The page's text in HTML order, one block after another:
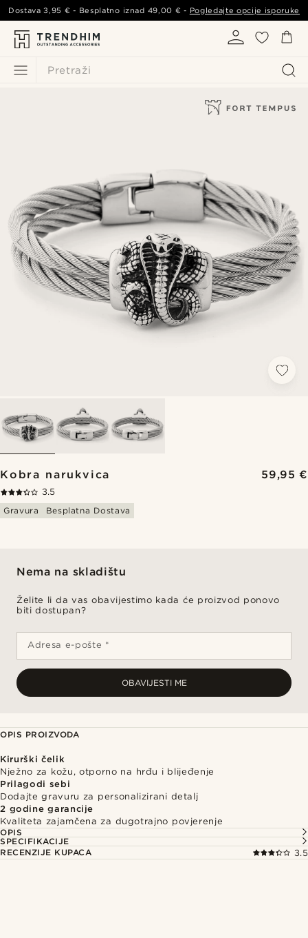
Pretraži
Dostava3,95 € - Besplatno iznad 49,00 € - Pogledajte opcije isporuke
Kobra narukvica 59,95 €
3.5
Gravura
Besplatna Dostava
Nema na skladištu
Želite li da vas obavijestimo kada će proizvod ponovo
biti dostupan?
Adresa e-pošte *
OBAVIJESTI ME
OPIS PROIZVODA
Kirurški čelik
Nježno za kožu, otporno na hrđu i blijeđenje
Prilagodi sebi
Dodajte gravuru za personalizirani detalj
2 godine garancije
Kvaliteta zajamčena za dugotrajno povjerenje
OPIS
SPECIFIKACIJE
RECENZIJE KUPACA
3.5